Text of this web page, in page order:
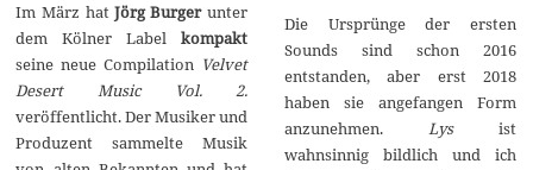
Im März hatJörg Burgerunter
dem Kölner Labelkompakt
seine neue Compilation Velvet
Desert Music Vol. 2.
veröffentlicht. Der Musiker und
Produzent sammelte Musik
Die Ursprünge der ersten
Sounds sind schon 2016
entstanden, aber erst 2018
haben sie angefangen Form
anzunehmen. Lys ist
wahnsinnig bildlich und ich